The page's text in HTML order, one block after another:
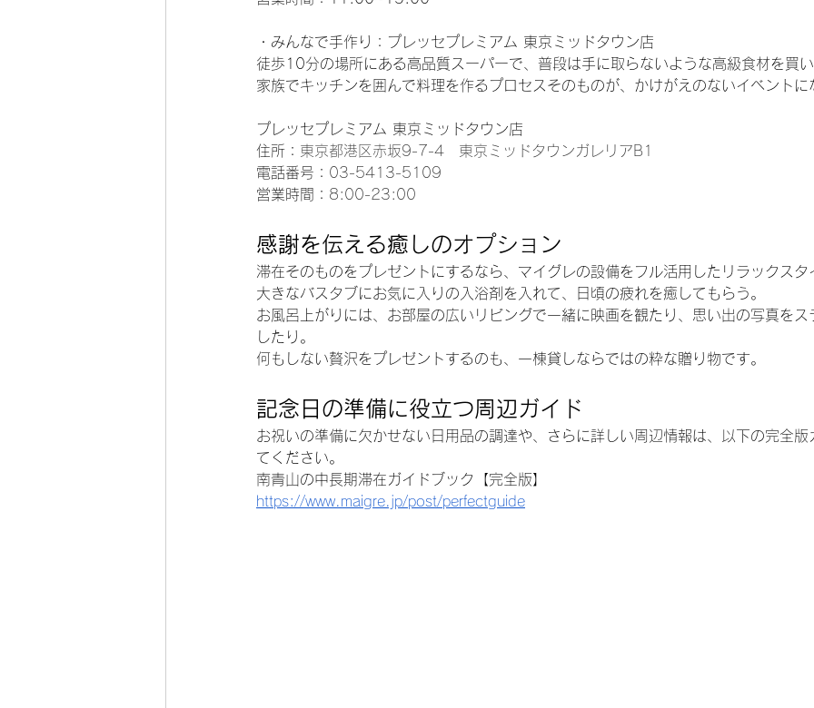
・みんなで手作り：プレッセプレミアム 東京ミッドタウン店
徒歩10分の場所にある高品質スーパーで、普段は手に取らないような高級食材を買い
家族でキッチンを囲んで料理を作るプロセスそのものが、かけがえのないイベントに
プレッセプレミアム 東京ミッドタウン店
住所： 東京都港区赤坂9-7-4　東京ミッドタウンガレリアB1
電話番号： 03-5413-5109
営業時間： 8:00-23:00
感謝を伝える癒しのオプション
滞在そのものをプレゼントにするなら、マイグレの設備をフル活用したリラックスタ
大きなバスタブにお気に入りの入浴剤を入れて、日頃の疲れを癒してもらう。
お風呂上がりには、お部屋の広いリビングで一緒に映画を観たり、思い出の写真をス
したり。
何もしない贅沢をプレゼントするのも、一棟貸しならではの粋な贈り物です。
記念日の準備に役立つ周辺ガイド
お祝いの準備に欠かせない日用品の調達や、さらに詳しい周辺情報は、以下の完全版
てください。
南青山の中長期滞在ガイドブック【完全版】
https://www.maigre.jp/post/perfectguide